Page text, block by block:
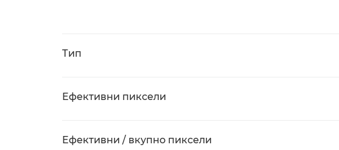
Тип
Ефективни пиксели
Ефективни / вкупно пиксели